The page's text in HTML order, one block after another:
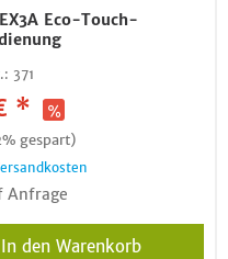
Eco-Touch-
371
*
gespart)
Anfrage
In den Warenkorb